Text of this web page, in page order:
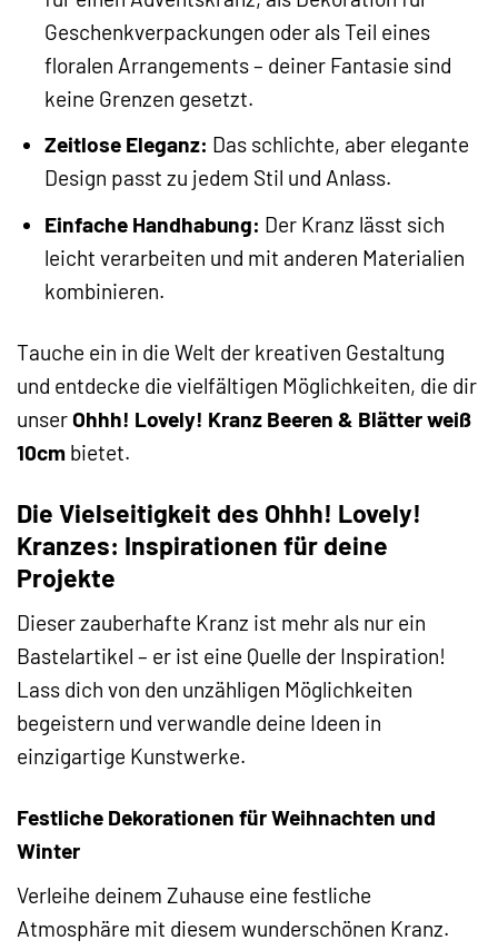
Geschenkverpackungen oder als Teil eines
floralen Arrangements – deiner Fantasie sind
keine Grenzen gesetzt.
Zeitlose Eleganz: Das schlichte, aber elegante
Design passt zu jedem Stil und Anlass.
Einfache Handhabung: Der Kranz lässt sich
leicht verarbeiten und mit anderen Materialien
kombinieren.
Tauche ein in die Welt der kreativen Gestaltung
und entdecke die vielfältigen Möglichkeiten, die dir
unserOhhh! Lovely! Kranz Beeren & Blätter weiß
10cm bietet.
Die Vielseitigkeit des Ohhh! Lovely!
Kranzes: Inspirationen für deine
Projekte
Dieser zauberhafte Kranz ist mehr als nur ein
Bastelartikel – er ist eine Quelle der Inspiration!
Lass dich von den unzähligen Möglichkeiten
begeistern und verwandle deine Ideen in
einzigartige Kunstwerke.
Festliche Dekorationen für Weihnachten und
Winter
Verleihe deinem Zuhause eine festliche
Atmosphäre mit diesem wunderschönen Kranz.